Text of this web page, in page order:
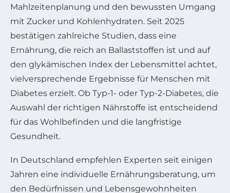
Mahlzeitenplanung und den bewussten Umgang
mit Zucker und Kohlenhydraten. Seit 2025
bestätigen zahlreiche Studien, dass eine
Ernährung, die reich an Ballaststoffen ist und auf
den glykämischen Index der Lebensmittel achtet,
vielversprechende Ergebnisse für Menschen mit
Diabetes erzielt. Ob Typ-1- oder Typ-2-Diabetes, die
Auswahl der richtigen Nährstoffe ist entscheidend
für das Wohlbefinden und die langfristige
Gesundheit.
In Deutschland empfehlen Experten seit einigen
Jahren eine individuelle Ernährungsberatung, um
den Bedürfnissen und Lebensgewohnheiten